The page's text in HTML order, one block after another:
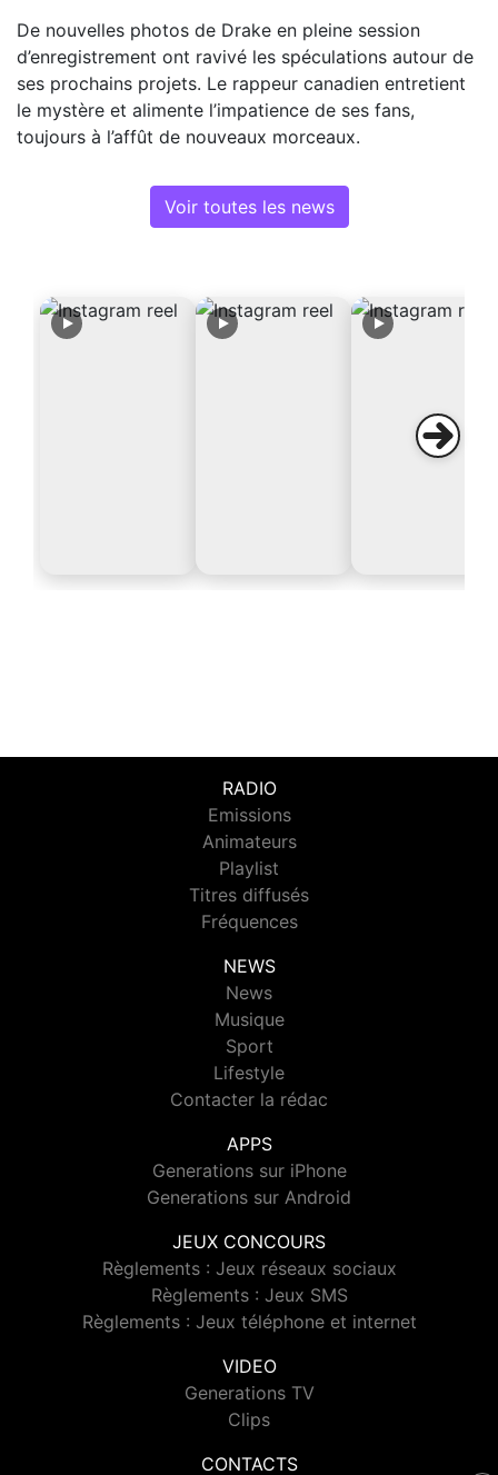
De nouvelles photos de Drake en pleine session
d’enregistrement ont ravivé les spéculations autour de
ses prochains projets. Le rappeur canadien entretient
le mystère et alimente l’impatience de ses fans,
toujours à l’affût de nouveaux morceaux.
Voir toutes les news
RADIO
Emissions
Animateurs
Playlist
Titres diffusés
Fréquences
NEWS
News
Musique
Sport
Lifestyle
Contacter la rédac
APPS
Generations sur iPhone
Generations sur Android
JEUX CONCOURS
Règlements : Jeux réseaux sociaux
Règlements : Jeux SMS
Règlements : Jeux téléphone et internet
VIDEO
Generations TV
Clips
CONTACTS